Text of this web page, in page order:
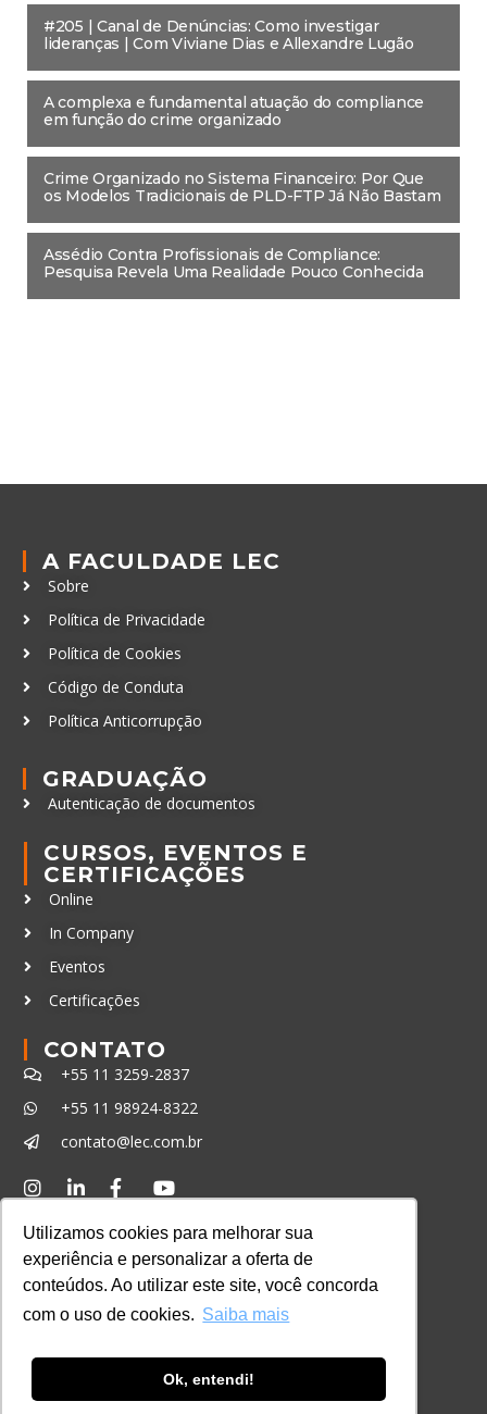
Utilizamos cookies para melhorar sua
experiência e personalizar a oferta de
conteúdos. Ao utilizar este site, você concorda
com o uso de cookies. Saiba mais
Ok, entendi!
#205 | Canal de Denúncias: Como investigar
lideranças | Com Viviane Dias e Allexandre Lugão
A complexa e fundamental atuação do compliance
em função do crime organizado
Crime Organizado no Sistema Financeiro: Por Que
os Modelos Tradicionais de PLD-FTP Já Não Bastam
Assédio Contra Profissionais de Compliance:
Pesquisa Revela Uma Realidade Pouco Conhecida
A FACULDADE LEC
Sobre
Política de Privacidade
Política de Cookies
Código de Conduta
Política Anticorrupção
GRADUAÇÃO
Autenticação de documentos
CURSOS, EVENTOS E
CERTIFICAÇÕES
Online
In Company
Eventos
Certificações
CONTATO
+55 11 3259-2837
+55 11 98924-8322
contato@lec.com.br
Consulte aqui o cadastro da Instituição no
Sistema e-MEC